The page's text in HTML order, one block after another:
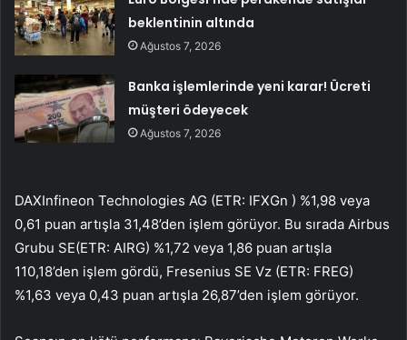
beklentinin altında
Ağustos 7, 2026
Banka işlemlerinde yeni karar! Ücreti
müşteri ödeyecek
Ağustos 7, 2026
DAXInfineon Technologies AG (ETR: IFXGn ) %1,98 veya
0,61 puan artışla 31,48’den işlem görüyor. Bu sırada Airbus
Grubu SE(ETR: AIRG) %1,72 veya 1,86 puan artışla
110,18’den işlem gördü, Fresenius SE Vz (ETR: FREG)
%1,63 veya 0,43 puan artışla 26,87’den işlem görüyor.